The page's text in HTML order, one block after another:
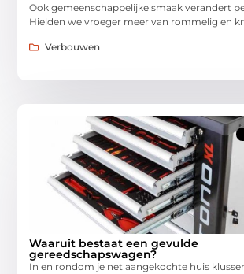
Ook gemeenschappelijke smaak verandert
Hielden we vroeger meer van rommelig en
Verbouwen
Waaruit bestaat een gevulde
gereedschapswagen?
In en rondom je net aangekochte huis